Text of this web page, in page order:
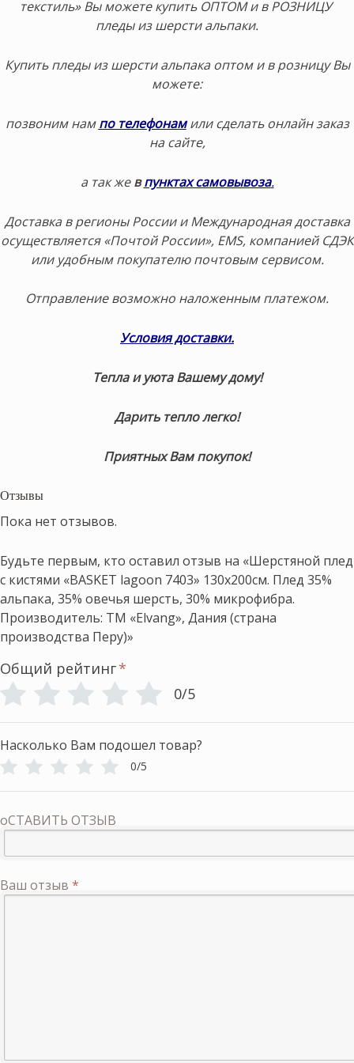
текстиль» Вы можете купить ОПТОМ и в РОЗНИЦУ
пледы из шерсти альпаки.
Купить пледы из шерсти альпака оптом и в розницу Вы
можете:
позвоним нампо телефонамили сделать онлайн заказ
на сайте,
а так жевпунктах самовывоза.
Доставка в регионы России и Международная доставка
осуществляется «Почтой России», EMS, компанией СДЭК
или удобным покупателю почтовым сервисом.
Отправление возможно наложенным платежом.
Условия доставки.
Тепла и уюта Вашему дому!
Дарить тепло легко!
Приятных Вам покупок!
Отзывы
Пока нет отзывов.
Будьте первым, кто оставил отзыв на «Шерстяной плед
с кистями «BASKET lagoon 7403» 130х200см. Плед 35%
альпака, 35% овечья шерсть, 30% микрофибра.
Производитель: ТМ «Elvang», Дания (страна
производства Перу)»
Общий рейтинг*
0/5
Насколько Вам подошел товар?
0/5
оСТАВИТЬ ОТЗЫВ
Ваш отзыв *